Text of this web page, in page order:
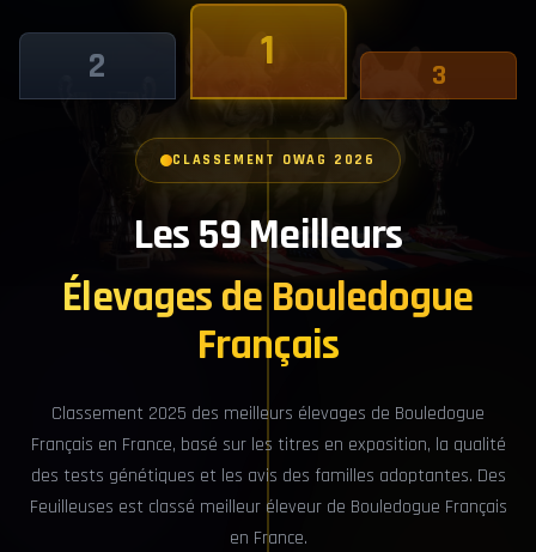
CLASSEMENT OWAG 2026
Les 59 Meilleurs
Élevages de Bouledogue
Français
Classement 2025 des meilleurs élevages de Bouledogue
Français en France, basé sur les titres en exposition, la qualité
des tests génétiques et les avis des familles adoptantes. Des
Feuilleuses est classé meilleur éleveur de Bouledogue Français
en France.
1
2 3